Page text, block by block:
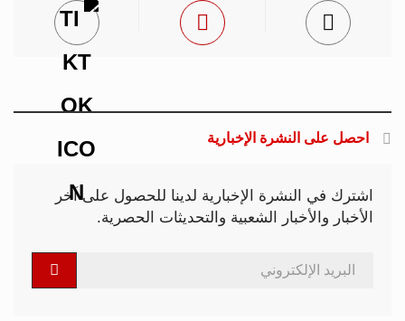
احصل على النشرة الإخبارية
اشترك في النشرة الإخبارية لدينا للحصول على آخر
الأخبار والأخبار الشعبية والتحديثات الحصرية.